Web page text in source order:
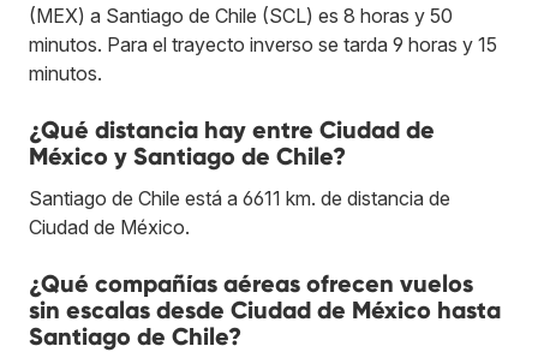
(MEX) a Santiago de Chile (SCL) es 8 horas y 50
minutos. Para el trayecto inverso se tarda 9 horas y 15
minutos.
¿Qué distancia hay entre Ciudad de
México y Santiago de Chile?
Santiago de Chile está a 6611 km. de distancia de
Ciudad de México.
¿Qué compañías aéreas ofrecen vuelos
sin escalas desde Ciudad de México hasta
Santiago de Chile?